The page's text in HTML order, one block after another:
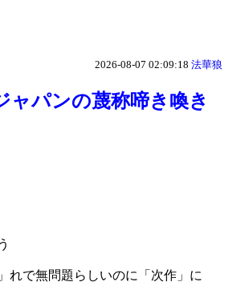
2026-08-07 02:09:18 法華狼
パンの蔑称啼き喚き
れで無問題らしいのに「次作」に